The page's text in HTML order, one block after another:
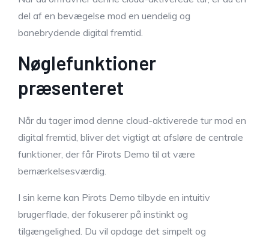
del af en bevægelse mod en uendelig og
banebrydende digital fremtid.
Nøglefunktioner
præsenteret
Når du tager imod denne cloud-aktiverede tur mod en
digital fremtid, bliver det vigtigt at afsløre de centrale
funktioner, der får Pirots Demo til at være
bemærkelsesværdig.
I sin kerne kan Pirots Demo tilbyde en intuitiv
brugerflade, der fokuserer på instinkt og
tilgængelighed. Du vil opdage det simpelt og